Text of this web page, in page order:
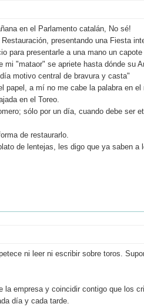
en el Parlamento catalán, No sé!
presentando una Fiesta
para presentarle a una mano un capote
"mataor" se apriete hasta dónde su
motivo central de bravura y casta"
a mí no me cabe la palabra en el
en el Toreo.
sólo por un día, cuando debe ser
de restaurarlo.
de lentejas, les digo que ya saben a
ni leer ni escribir sobre toros.
empresa y coincidir contigo que los
día y cada tarde.